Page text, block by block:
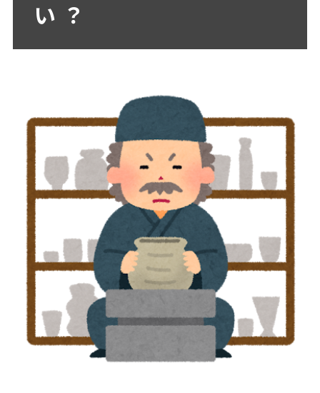
い？